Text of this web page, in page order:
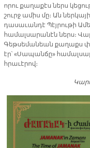
որու քաղաքէս ներս
շուրջ ամիս մը։ Ան
դասաւանդէ Պէյրութի
համալսարանէն ներս։
Գեթսեմանեան քաղաքս
էր՝ «Սապանճը»
հրաւէրով։